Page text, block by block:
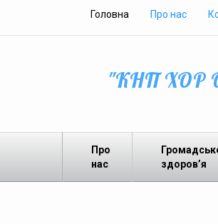
Головна Про нас
"КНП ХОР
Про
нас
здоров’я